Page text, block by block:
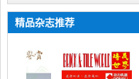
精品杂志推荐